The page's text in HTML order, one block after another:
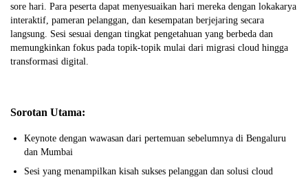
sore hari. Para peserta dapat menyesuaikan hari mereka dengan lokakarya
interaktif, pameran pelanggan, dan kesempatan berjejaring secara
langsung. Sesi sesuai dengan tingkat pengetahuan yang berbeda dan
memungkinkan fokus pada topik-topik mulai dari migrasi cloud hingga
transformasi digital.
Sorotan Utama:
Keynote dengan wawasan dari pertemuan sebelumnya di Bengaluru
dan Mumbai
Sesi yang menampilkan kisah sukses pelanggan dan solusi cloud